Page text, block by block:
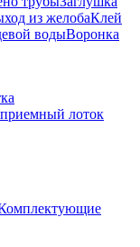
из желобаКлей
водыВоронка
лоток